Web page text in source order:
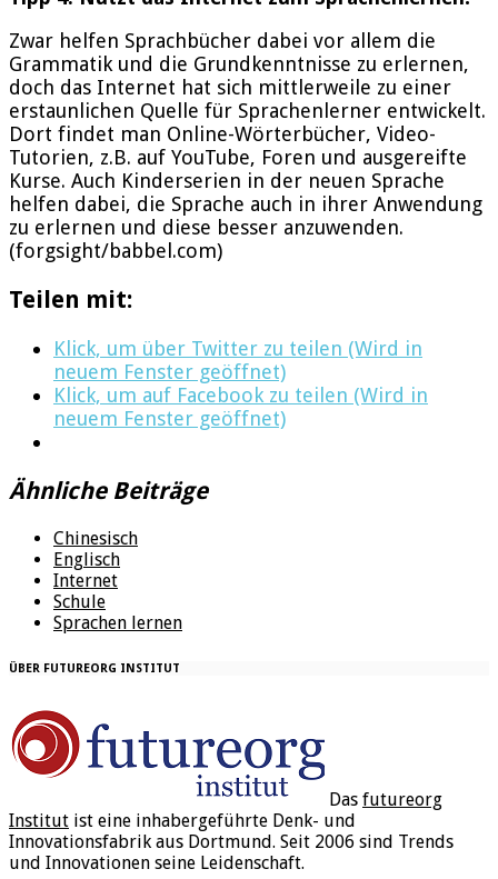
Zwar helfen Sprachbücher dabei vor allem die
Grammatik und die Grundkenntnisse zu erlernen,
doch das Internet hat sich mittlerweile zu einer
erstaunlichen Quelle für Sprachenlerner entwickelt.
Dort findet man Online-Wörterbücher, Video-
Tutorien, z.B. auf YouTube, Foren und ausgereifte
Kurse. Auch Kinderserien in der neuen Sprache
helfen dabei, die Sprache auch in ihrer Anwendung
zu erlernen und diese besser anzuwenden.
(forgsight/babbel.com)
Teilen mit:
Klick, um über Twitter zu teilen (Wird in
neuem Fenster geöffnet)
Klick, um auf Facebook zu teilen (Wird in
neuem Fenster geöffnet)
Ähnliche Beiträge
Chinesisch
Englisch
Internet
Schule
Sprachen lernen
ÜBER FUTUREORG INSTITUT
Das futureorg
Institut ist eine inhabergeführte Denk- und
Innovationsfabrik aus Dortmund. Seit 2006 sind Trends
und Innovationen seine Leidenschaft.